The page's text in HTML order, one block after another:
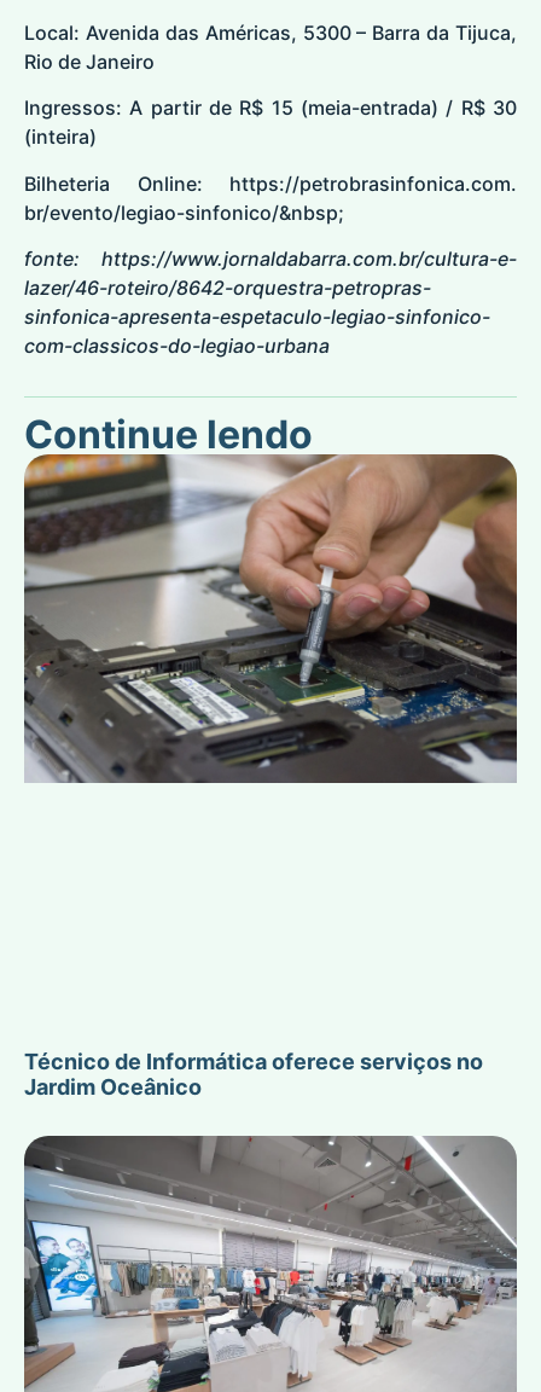
Local: Avenida das Américas, 5300 – Barra da Tijuca,
Rio de Janeiro
Ingressos: A partir de R$ 15 (meia-entrada) / R$ 30
(inteira)
Bilheteria Online: https://petrobrasinfonica.com.
br/evento/legiao-sinfonico/&nbsp;
fonte: https://www.jornaldabarra.com.br/cultura-e-
lazer/46-roteiro/8642-orquestra-petropras-
sinfonica-apresenta-espetaculo-legiao-sinfonico-
com-classicos-do-legiao-urbana
Continue lendo
Técnico de Informática oferece serviços no
Jardim Oceânico